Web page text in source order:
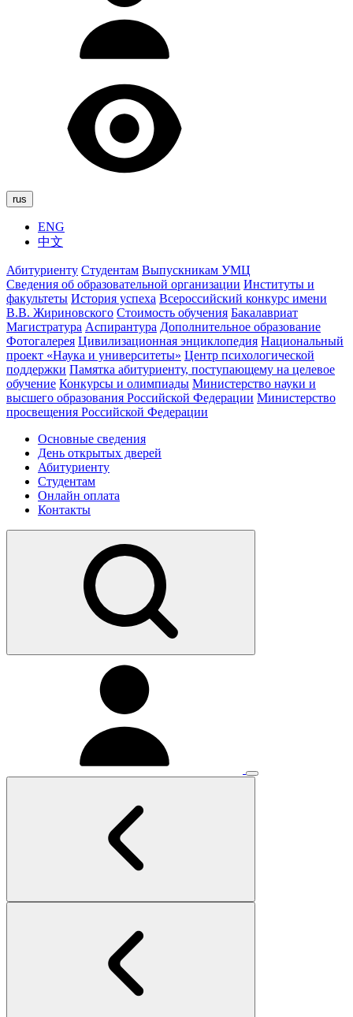
rus
ENG
中文
Абитуриенту Студентам Выпускникам УМЦ
Сведения об образовательной организации Институты и
факультеты История успеха Всероссийский конкурс имени
В.В. Жириновского Стоимость обучения Бакалавриат
Магистратура Аспирантура Дополнительное образование
Фотогалерея Цивилизационная энциклопедия Национальный
проект «Наука и университеты» Центр психологической
поддержки Памятка абитуриенту, поступающему на целевое
обучение Конкурсы и олимпиады Министерство науки и
высшего образования Российской Федерации Министерство
просвещения Российской Федерации
Основные сведения
День открытых дверей
Абитуриенту
Студентам
Онлайн оплата
Контакты